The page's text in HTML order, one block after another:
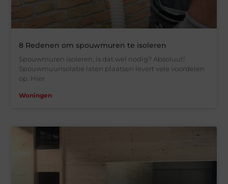
8 Redenen om spouwmuren te isoleren
Spouwmuren isoleren, is dat wel nodig? Absoluut!
Spouwmuurisolatie laten plaatsen levert vele voordelen
op. Hier
Woningen